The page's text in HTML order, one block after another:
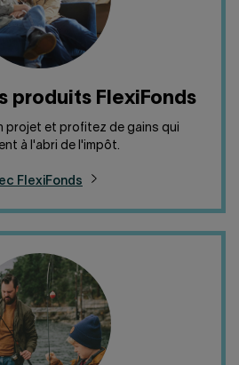
produits FlexiFonds
projet et profitez de gains qui
à l'abri de l'impôt.
FlexiFonds